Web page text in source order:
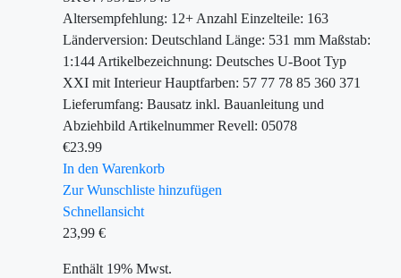
Altersempfehlung: 12+ Anzahl Einzelteile: 163
Länderversion: Deutschland Länge: 531 mm Maßstab:
1:144 Artikelbezeichnung: Deutsches U-Boot Typ
XXI mit Interieur Hauptfarben: 57 77 78 85 360 371
Lieferumfang: Bausatz inkl. Bauanleitung und
Abziehbild Artikelnummer Revell: 05078
€23.99
In den Warenkorb
Zur Wunschliste hinzufügen
Schnellansicht
23,99 €
Enthält 19% Mwst.